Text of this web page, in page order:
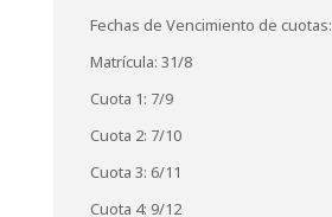
Fechas de Vencimiento de cuotas:
Matrícula: 31/8
Cuota 1: 7/9
Cuota 2: 7/10
Cuota 3: 6/11
Cuota 4: 9/12